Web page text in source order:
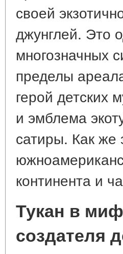
своей
джунглей. Это
многозначных
пределы
герой детских
и эмблема
сатиры. Как же
континента и
Тукан в
создателя